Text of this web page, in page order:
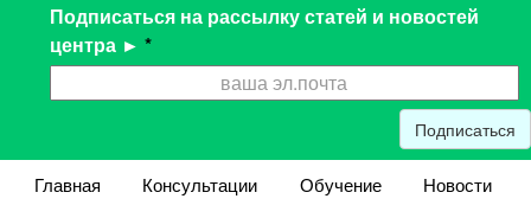
Подписаться на рассылку статей и новостей
центра ► *
Подписаться
Главная Консультации Обучение
Новости